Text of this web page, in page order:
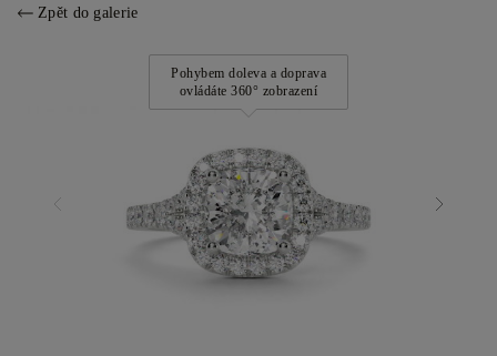
Zpět do galerie
Pohybem doleva a doprava
ovládáte 360° zobrazení